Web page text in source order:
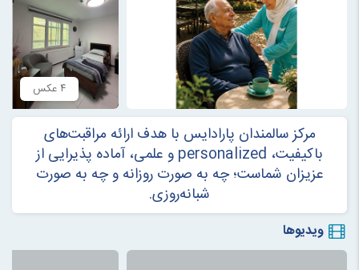
۴ عکس
مرکز سالمندان پارادایس با هدف ارائه مراقبت‌های
باکیفیت، personalized و علمی، آماده پذیرایی از
عزیزان شماست؛ چه به صورت روزانه و چه به صورت
شبانه‌روزی.
ویدیوها